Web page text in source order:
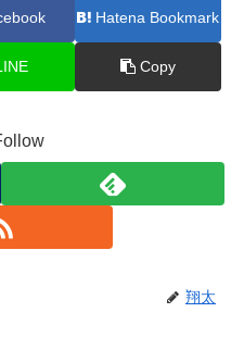
Hatena Bookmark
Copy
翔太